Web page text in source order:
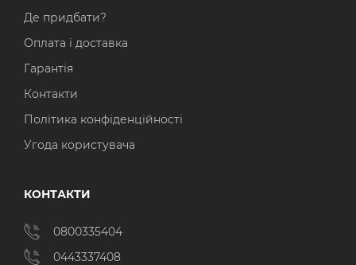
Де придбати?
Оплата і доставка
Гарантія
Контакти
Політика конфіденційності
Угода користувача
КОНТАКТИ
0800335404
0443337408